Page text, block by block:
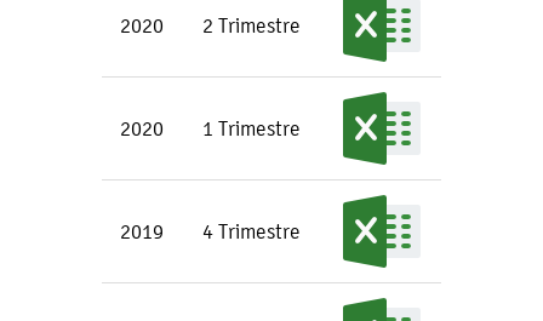
2020 2 Trimestre
2020 1 Trimestre
2019 4 Trimestre